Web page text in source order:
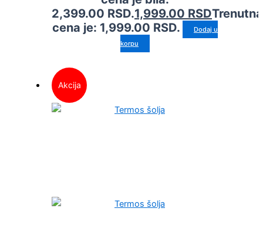
2,399.00 RSD.1,999.00 RSDTrenutna
cena je: 1,999.00 RSD.
Dodaj u
korpu
Akcija